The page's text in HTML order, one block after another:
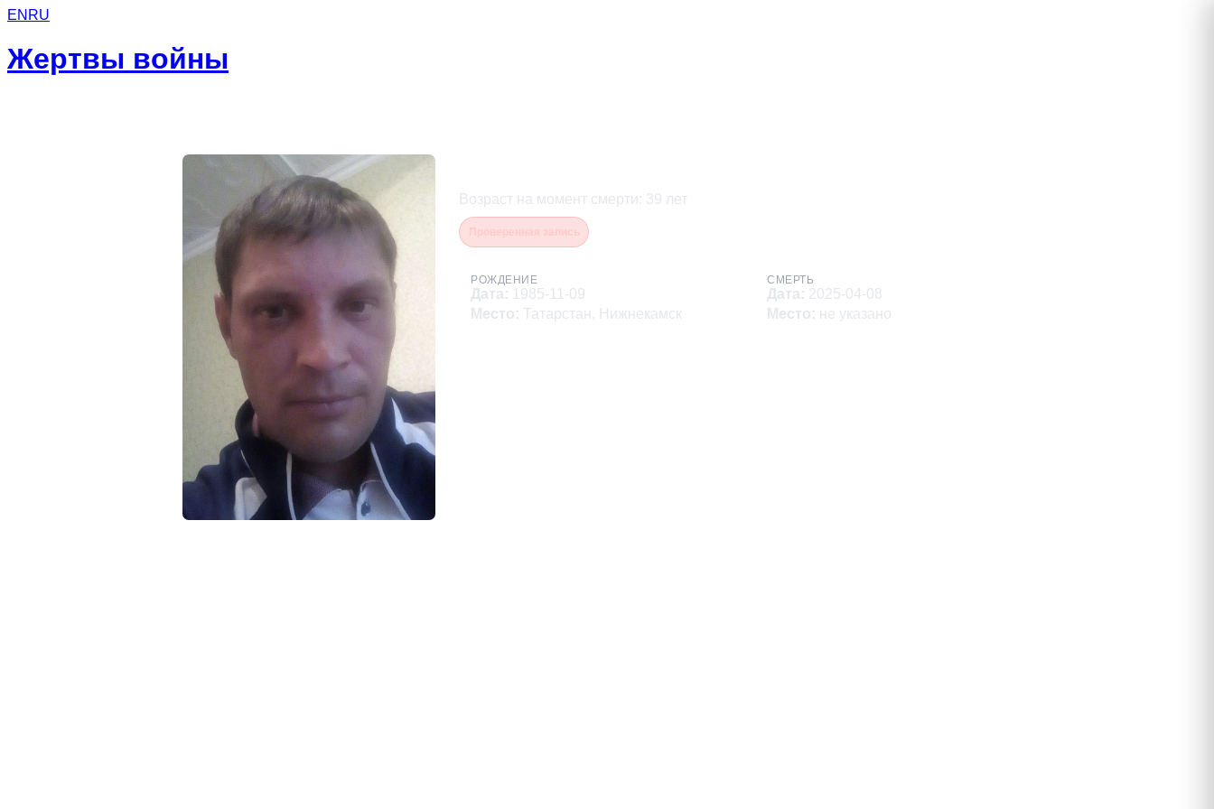
EN RU
Жертвы войны
Возраст на момент смерти : 39 лет
РОЖДЕНИЕ
Дата: 1985-11-09
Место: Татарстан, Нижнекамск
СМЕРТЬ
Дата: 2025-04-08
Место: не указано